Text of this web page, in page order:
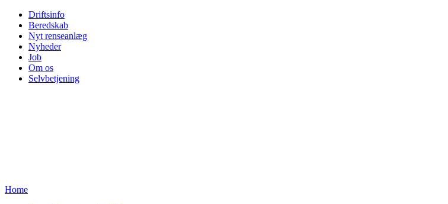
Driftsinfo
Beredskab
Nyt renseanlæg
Nyheder
Job
Om os
Selvbetjening
Home